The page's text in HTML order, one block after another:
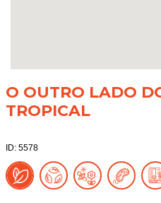
O OUTRO LADO
TROPICAL
ID: 5578